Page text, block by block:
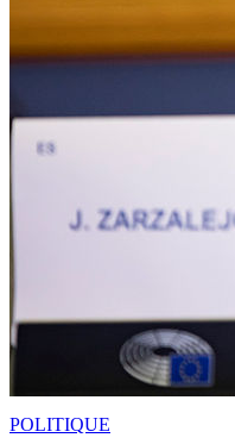
POLITIQUE